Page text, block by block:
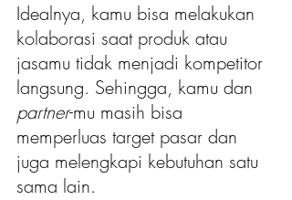
Idealnya, kamu bisa melakukan
kolaborasi saat produk atau
jasamu tidak menjadi kompetitor
langsung. Sehingga, kamu dan
partner-mu masih bisa
memperluas target pasar dan
juga melengkapi kebutuhan satu
sama lain.